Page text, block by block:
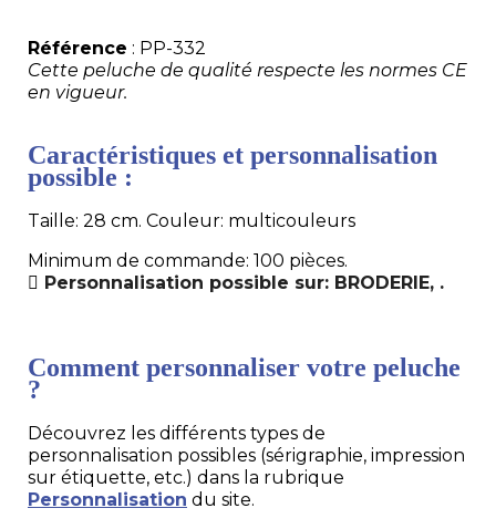
Référence : PP-332
Cette peluche de qualité respecte les normes CE
en vigueur.
Caractéristiques et personnalisation
possible :
Taille: 28 cm. Couleur: multicouleurs
Minimum de commande: 100 pièces.
Personnalisation possible sur: BRODERIE, .
Comment personnaliser votre peluche
?
Découvrez les différents types de
personnalisation possibles (sérigraphie, impression
sur étiquette, etc.) dans la rubrique
Personnalisation du site.